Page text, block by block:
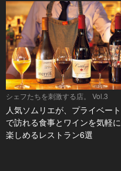
シェフたちを刺激する店。 Vol.3
人気ソムリエが、プライベート
で訪れる食事とワインを気軽に
楽しめるレストラン6選